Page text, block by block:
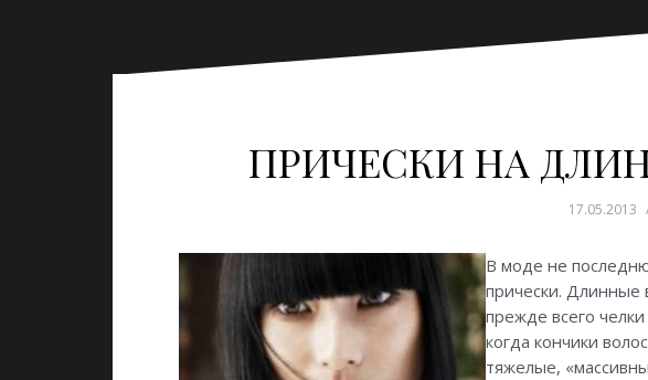
ПРИЧЕСКИ НА
17.05.2013
В моде не
прически. Длинные
прежде всего
когда кончики
тяжелые,